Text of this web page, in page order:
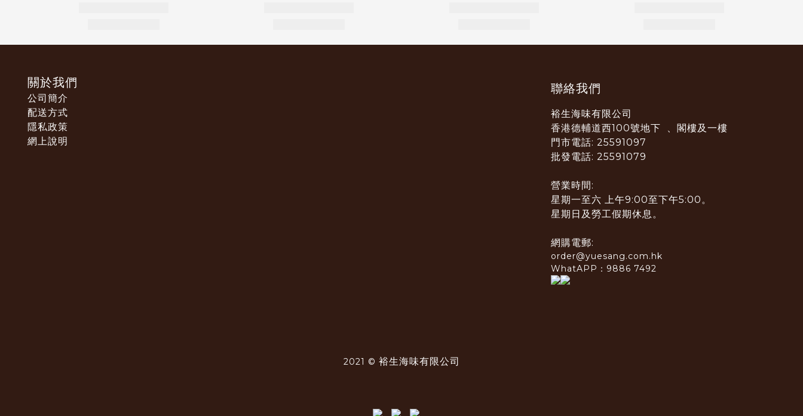
關於我們
公司簡介
配送方式
隱私政策
網上說明
聯絡我們
裕生海味有限公司
香港德輔道西100號地下 、閣樓及一樓
門市電話: 25591097
批發電話: 25591079
營業時間:
星期一至六 上午9:00至下午5:00。
星期日及勞工假期休息。
網購電郵:
order@yuesang.com.hk
WhatAPP：9886 7492
2021 © 裕生海味有限公司